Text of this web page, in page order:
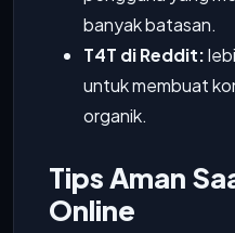
banyak batasan.
T4T di Reddit:
untuk membuat
organik.
Tips Aman
Online